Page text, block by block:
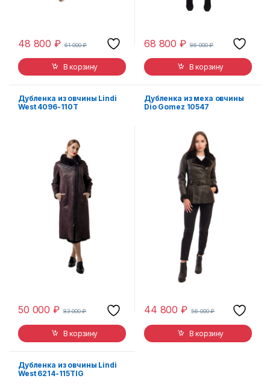
48 800₽ 61 000₽
В корзину
68 800₽ 86 000₽
В корзину
Дубленка из овчины Lindi
West 4096-110T
50 000₽ 83 000₽
В корзину
Дубленка из меха овчины
Dio Gomez 10547
44 800₽ 56 000₽
В корзину
Дубленка из овчины Lindi
West 6214-115TIG